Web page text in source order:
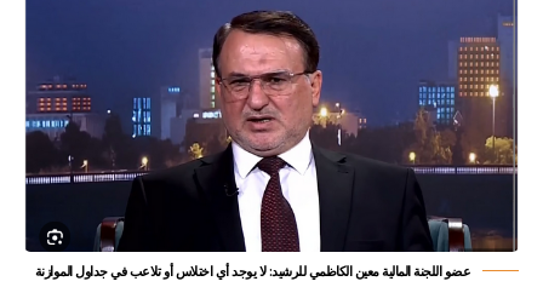
عضو اللجنة المالية معين الكاظمي للرشيد: لا يوجد أي اختلاس أو تلاعب في جداول الموازنة